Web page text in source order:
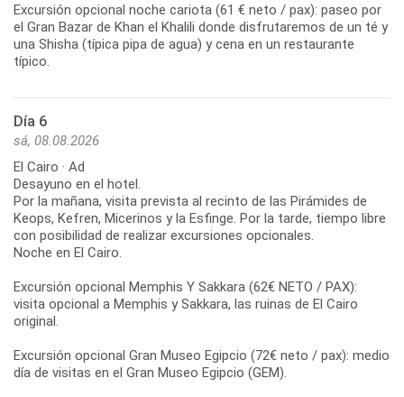
Excursión opcional noche cariota (61 € neto / pax): paseo por
el Gran Bazar de Khan el Khalili donde disfrutaremos de un té y
una Shisha (típica pipa de agua) y cena en un restaurante
típico.
Día 6
sá, 08.08.2026
El Cairo · Ad
Desayuno en el hotel.
Por la mañana, visita prevista al recinto de las Pirámides de
Keops, Kefren, Micerinos y la Esfinge. Por la tarde, tiempo libre
con posibilidad de realizar excursiones opcionales.
Noche en El Cairo.
Excursión opcional Memphis Y Sakkara (62€ NETO / PAX):
visita opcional a Memphis y Sakkara, las ruinas de El Cairo
original.
Excursión opcional Gran Museo Egipcio (72€ neto / pax): medio
día de visitas en el Gran Museo Egipcio (GEM).